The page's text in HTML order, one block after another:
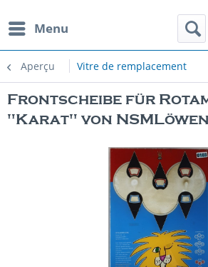
Menu
Aperçu Vitre de remplacement
Frontscheibe für
"Karat" von NSMLöwen